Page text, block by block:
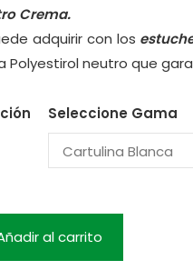
Crema.
adquirir con los
Polyestirol neutro que
Seleccione Gama
al carrito